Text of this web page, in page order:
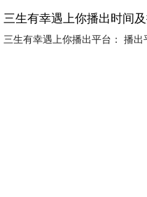
三生有幸遇上你播出时间
三生有幸遇上你播出平台： 播出